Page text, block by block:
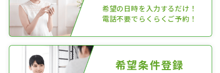
希望の日時を入力するだけ！
電話不要でらくらくご予約！
希望条件登録